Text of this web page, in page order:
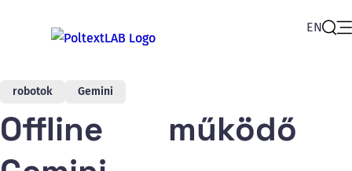
EN
robotok Gemini
Offline működő